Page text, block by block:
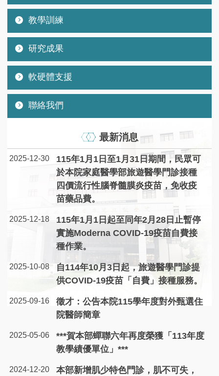
教學訓練
研究成果
軟硬體支援
聯絡我們
最新消息
2025-12-30
115年1月1日至1月31日期間，民眾可
於本院家庭醫學部旅遊醫學門診接種
四價流行性腦脊髓膜炎疫苗，免收疫
苗藥品費。
2025-12-18
115年1月1日起至同年2月28日止暫停
實施Moderna COVID-19疫苗自費接
種作業。
2025-10-08
自114年10月3日起，旅遊醫學門診提
供COVID-19疫苗「自費」接種服務。
2025-09-16
徵才：公告本院115學年度對外甄選住
院醫師簡章
2025-05-06
***賀本部蟬聯六年再度榮獲「113年度
教學績優單位」***
2024-12-20
本部新增肌少特色門診，肌不可失，